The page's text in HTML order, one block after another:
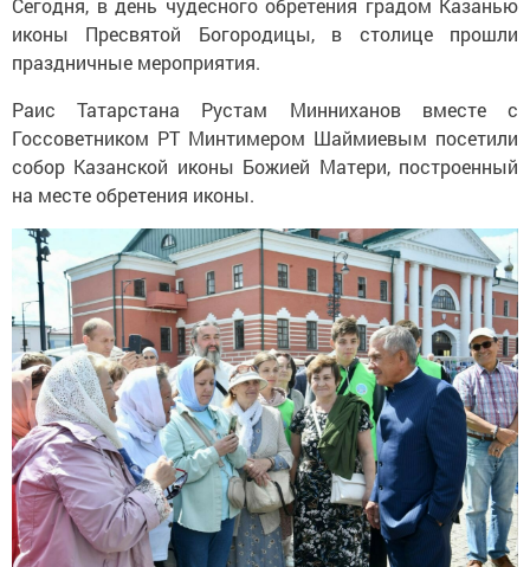
Сегодня, в день чудесного обретения градом Казанью
иконы Пресвятой Богородицы, в столице прошли
праздничные мероприятия.
Раис Татарстана Рустам Минниханов вместе с
Госсоветником РТ Минтимером Шаймиевым посетили
собор Казанской иконы Божией Матери, построенный
на месте обретения иконы.